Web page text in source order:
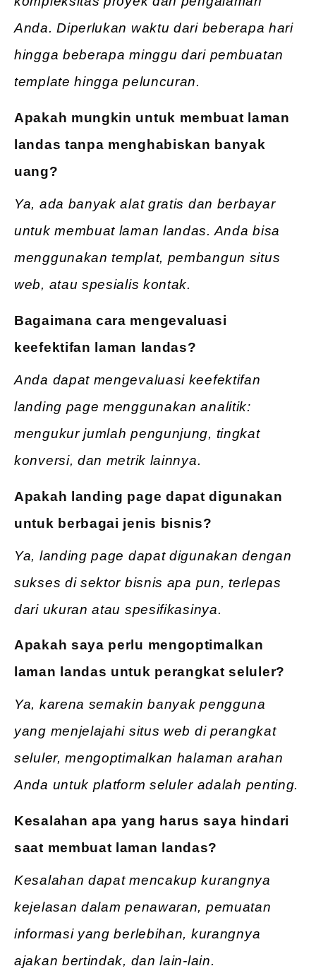
Anda. Diperlukan waktu dari beberapa hari
hingga beberapa minggu dari pembuatan
template hingga peluncuran.
Apakah mungkin untuk membuat laman
landas tanpa menghabiskan banyak
uang?
Ya, ada banyak alat gratis dan berbayar
untuk membuat laman landas. Anda bisa
menggunakan templat, pembangun situs
web, atau spesialis kontak.
Bagaimana cara mengevaluasi
keefektifan laman landas?
Anda dapat mengevaluasi keefektifan
landing page menggunakan analitik:
mengukur jumlah pengunjung, tingkat
konversi, dan metrik lainnya.
Apakah landing page dapat digunakan
untuk berbagai jenis bisnis?
Ya, landing page dapat digunakan dengan
sukses di sektor bisnis apa pun, terlepas
dari ukuran atau spesifikasinya.
Apakah saya perlu mengoptimalkan
laman landas untuk perangkat seluler?
Ya, karena semakin banyak pengguna
yang menjelajahi situs web di perangkat
seluler, mengoptimalkan halaman arahan
Anda untuk platform seluler adalah penting.
Kesalahan apa yang harus saya hindari
saat membuat laman landas?
Kesalahan dapat mencakup kurangnya
kejelasan dalam penawaran, pemuatan
informasi yang berlebihan, kurangnya
ajakan bertindak, dan lain-lain.